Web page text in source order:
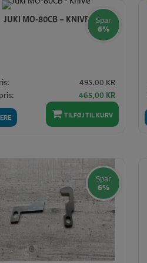
Spar
6%
JUKI MO-80CB – KNIVE
495.00 KR
Den
oprindelige
pris
var:
465,00 KRDen
aktuelle
er:
TILFØJ TIL KURV
Spar
6%